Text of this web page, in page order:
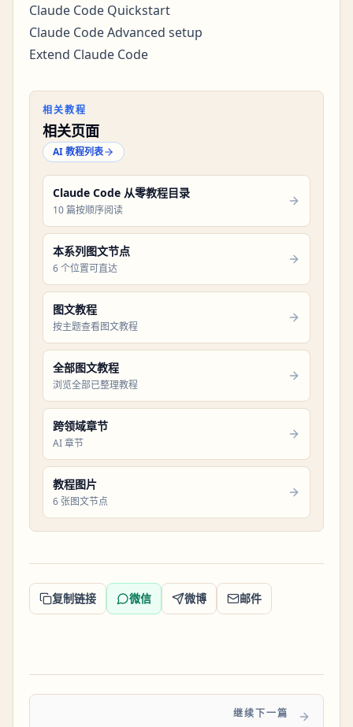
Claude Code Quickstart
Claude Code Advanced setup
Extend Claude Code
相关教程
相关页面
AI 教程列表
Claude Code 从零教程目录
10 篇按顺序阅读
本系列图文节点
6 个位置可直达
图文教程
按主题查看图文教程
全部图文教程
浏览全部已整理教程
跨领域章节
AI 章节
教程图片
6 张图文节点
复制链接 微信 微博 邮件
继续下一篇